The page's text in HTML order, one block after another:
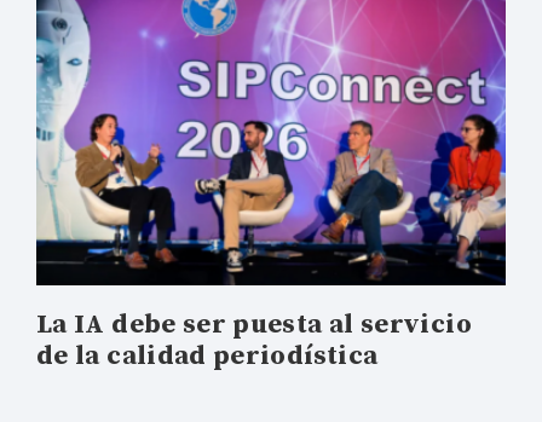
La IA debe ser puesta al servicio
de la calidad periodística